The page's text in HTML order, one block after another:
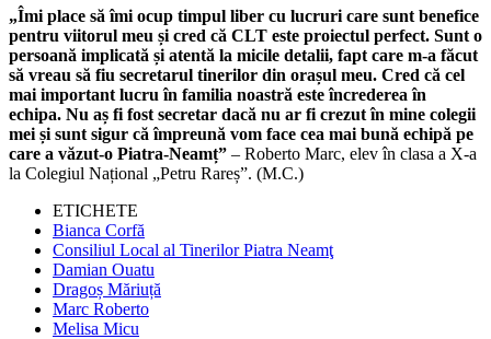
„Îmi place să îmi ocup timpul liber cu lucruri care sunt benefice
pentru viitorul meu și cred că CLT este proiectul perfect. Sunt o
persoană implicată și atentă la micile detalii, fapt care m-a făcut
să vreau să fiu secretarul tinerilor din orașul meu. Cred că cel
mai important lucru în familia noastră este încrederea în
echipa. Nu aș fi fost secretar dacă nu ar fi crezut în mine colegii
mei și sunt sigur că împreună vom face cea mai bună echipă pe
care a văzut-o Piatra-Neamț” – Roberto Marc, elev în clasa a X-a
la Colegiul Național „Petru Rareș”. (M.C.)
ETICHETE
Bianca Corfă
Consiliul Local al Tinerilor Piatra Neamţ
Damian Ouatu
Dragoș Măriuță
Marc Roberto
Melisa Micu